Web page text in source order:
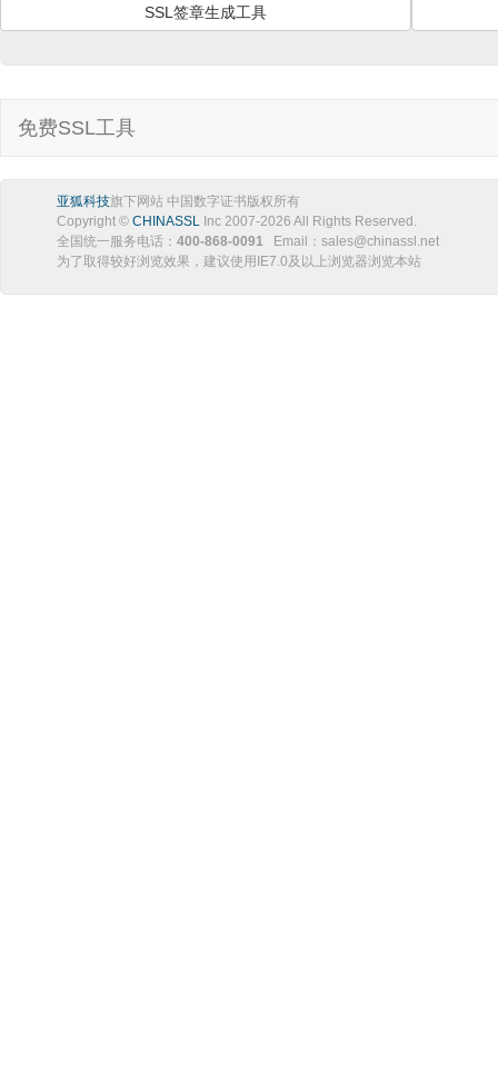
SSL签章生成工具
免费SSL工具
亚狐科技旗下网站 中国数字证书版权所有
Copyright © CHINASSL Inc 2007-2026 All Rights Reserved.
全国统一服务电话： 400-868-0091 Email：sales@chinassl.net
为了取得较好浏览效果，建议使用IE7.0及以上浏览器浏览本站